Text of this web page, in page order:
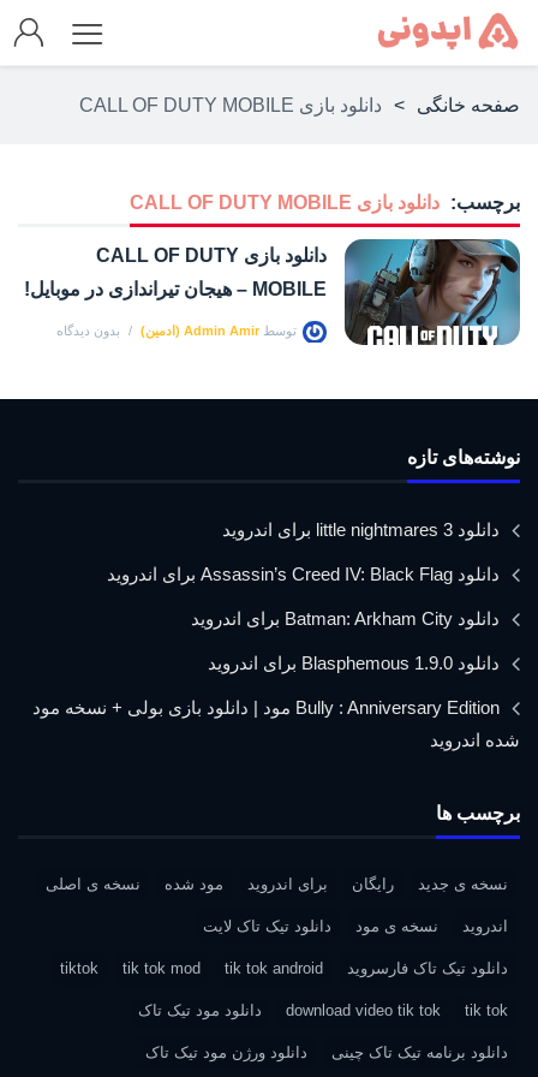
صفحه خانگی > دانلود بازی CALL OF DUTY MOBILE
برچسب: دانلود بازی CALL OF DUTY MOBILE
دانلود بازی CALL OF DUTY
MOBILE – هیجان تیراندازی در موبایل!
توسط Admin Amir (ادمین) بدون دیدگاه
نوشته‌های تازه
دانلود little nightmares 3 برای اندروید
دانلود Assassin’s Creed IV: Black Flag برای اندروید
دانلود Batman: Arkham City برای اندروید
دانلود Blasphemous 1.9.0 برای اندروید
Bully : Anniversary Edition مود | دانلود بازی بولی + نسخه مود
شده اندروید
برچسب ها
نسخه ی جدید رایگان برای اندروید مود شده نسخه ی اصلی
اندروید نسخه ی مود دانلود تیک تاک لایت
دانلود تیک تاک فارسروید tik tok android
tik tok mod
tiktok
tik tok
download video tik tok دانلود مود تیک تاک
دانلود برنامه تیک تاک چینی دانلود ورژن مود تیک تاک